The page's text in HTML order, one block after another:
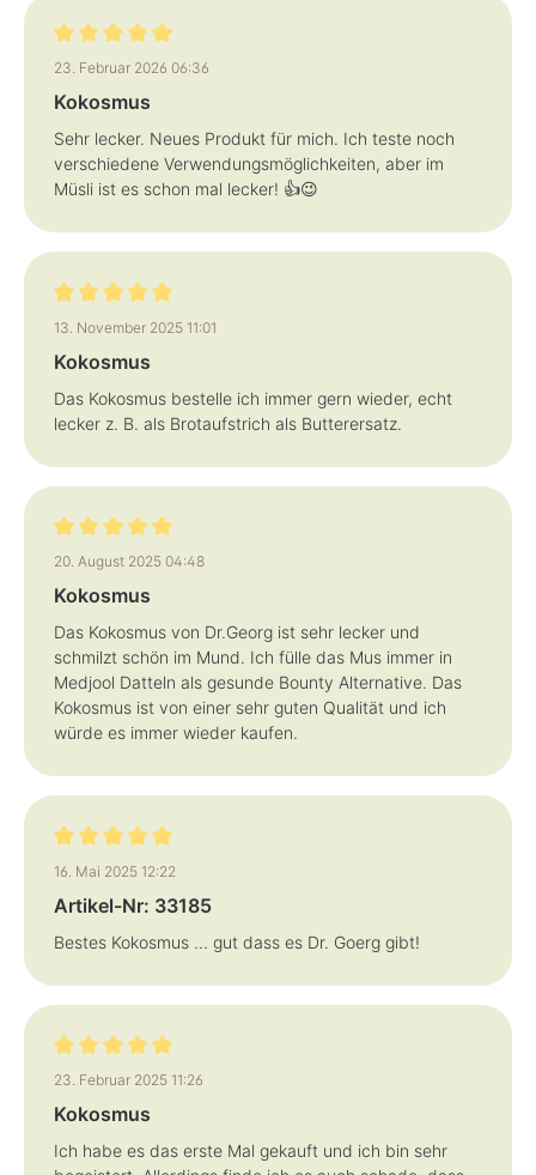
Bewertung mit 5 von 5 Sternen
23. Februar 2026 06:36
Kokosmus
Sehr lecker. Neues Produkt für mich. Ich teste noch
verschiedene Verwendungsmöglichkeiten, aber im
Müsli ist es schon mal lecker! 👍😉
Bewertung mit 5 von 5 Sternen
13. November 2025 11:01
Kokosmus
Das Kokosmus bestelle ich immer gern wieder, echt
lecker z. B. als Brotaufstrich als Butterersatz.
Bewertung mit 5 von 5 Sternen
20. August 2025 04:48
Kokosmus
Das Kokosmus von Dr.Georg ist sehr lecker und
schmilzt schön im Mund. Ich fülle das Mus immer in
Medjool Datteln als gesunde Bounty Alternative. Das
Kokosmus ist von einer sehr guten Qualität und ich
würde es immer wieder kaufen.
Bewertung mit 5 von 5 Sternen
16. Mai 2025 12:22
Artikel-Nr: 33185
Bestes Kokosmus ... gut dass es Dr. Goerg gibt!
Bewertung mit 5 von 5 Sternen
23. Februar 2025 11:26
Kokosmus
Ich habe es das erste Mal gekauft und ich bin sehr